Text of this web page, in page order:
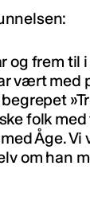
og frem til
vært med
folk
Åge.
om han